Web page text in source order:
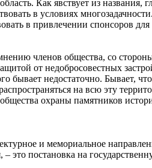
Как явствует из
в условиях
в привлечении спонсоров
членов общества, со
от недобросовестных
бывает недостаточно. Бывает,
на всю эту
охраны памятников
и мемориальное
это постановка на